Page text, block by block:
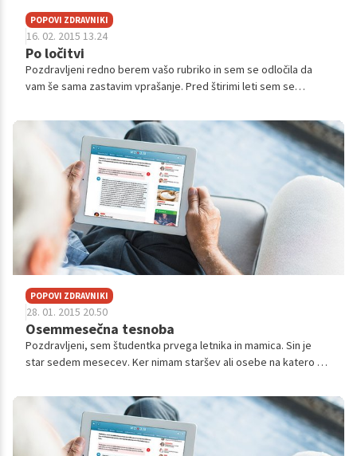
POPOVI ZDRAVNIKI
16. 02. 2015 13.24
Po ločitvi
Pozdravljeni redno berem vašo rubriko in sem se odločila da
vam še sama zastavim vprašanje. Pred štirimi leti sem se
kupil svoje stanovanj...
POPOVI ZDRAVNIKI
28. 01. 2015 20.50
Osemmesečna tesnoba
Pozdravljeni, sem študentka prvega letnika in mamica. Sin je
star sedem mesecev. Ker nimam staršev ali osebe na katero bi
varstvo tuji ose...